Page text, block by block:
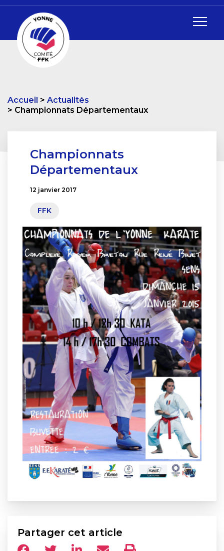
Accueil
Actualités
Championnats Départementaux
Championnats
Départementaux
12 janvier 2017
FFK
Partager cet article